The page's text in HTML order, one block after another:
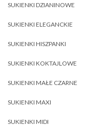
SUKIENKI DZIANINOWE
SUKIENKI ELEGANCKIE
SUKIENKI HISZPANKI
SUKIENKI KOKTAJLOWE
SUKIENKI MAŁE CZARNE
SUKIENKI MAXI
SUKIENKI MIDI